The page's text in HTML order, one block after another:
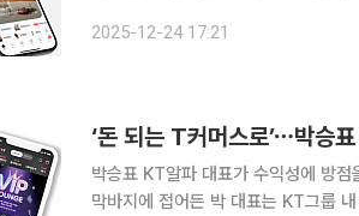
100%를 인수하는 구조다. 인수 금액
2025-12-24 17:21
박승표 KT알파 대표가 수익성에 방
막바지에 접어든 박 대표는 KT그룹